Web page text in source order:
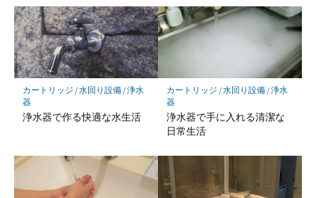
カートリッジ /水回り設備/浄水
器
浄水器で作る快適な水生活
カートリッジ /水回り設備/浄水
器
浄水器で手に入れる清潔な
日常生活